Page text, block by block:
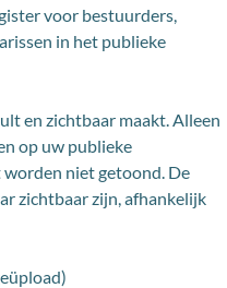
voor bestuurders,
in het publieke
en zichtbaar maakt. Alleen
op uw publieke
worden niet getoond. De
zichtbaar zijn, afhankelijk